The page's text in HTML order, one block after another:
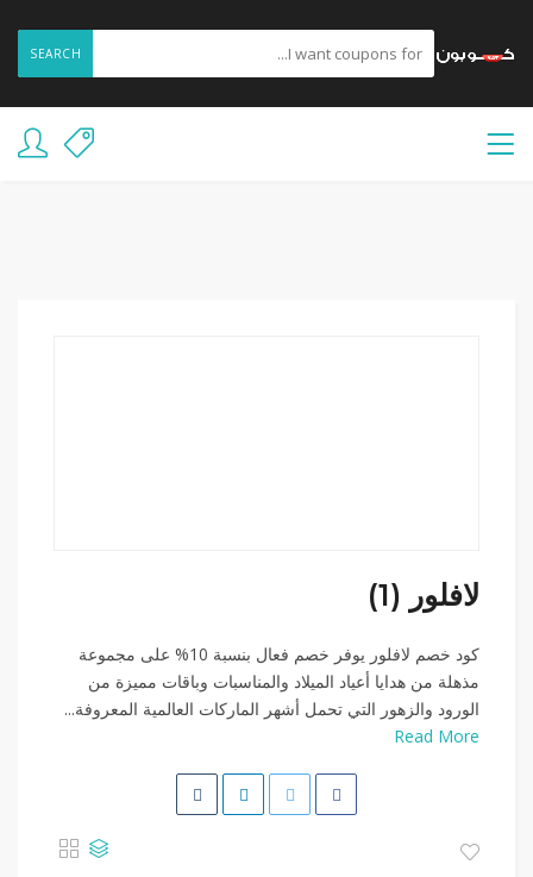
SEARCH
لافلور (1)
كود خصم لافلور يوفر خصم فعال بنسبة 10% على مجموعة
مذهلة من هدايا أعياد الميلاد والمناسبات وباقات مميزة من
الورود والزهور التي تحمل أشهر الماركات العالمية المعروفة...
Read More